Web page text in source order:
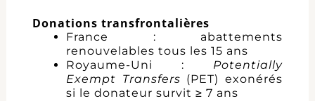
Donations transfrontalières
France : abattements
renouvelables tous les 15 ans
Royaume-Uni : Potentially
Exempt Transfers (PET) exonérés
si le donateur survit ≥ 7 ans